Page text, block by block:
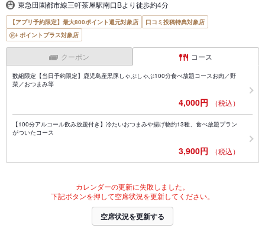
東急田園都市線三軒茶屋駅南口Bより徒歩約4分
【アプリ予約限定】最大800ポイント還元対象店
口コミ投稿特典対象店
ポイントプラス対象店
クーポン コース
数組限定【当日予約限定】鹿児島産黒豚しゃぶしゃぶ100分食べ放題コースお肉／野
菜／おつまみ等
4,000円 （税込）
【100分アルコール飲み放題付き】冷たいおつまみや揚げ物約13種、食べ放題プラン
がついたコース
3,900円 （税込）
カレンダーの更新に失敗しました。
下記ボタンを押して空席状況を更新してください。
空席状況を更新する